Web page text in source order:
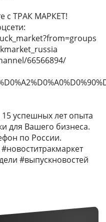
с ТРАК МАРКЕТ!
66566894/
успешных лет опыта
для Вашего бизнеса.
по России.
#выпускновостей